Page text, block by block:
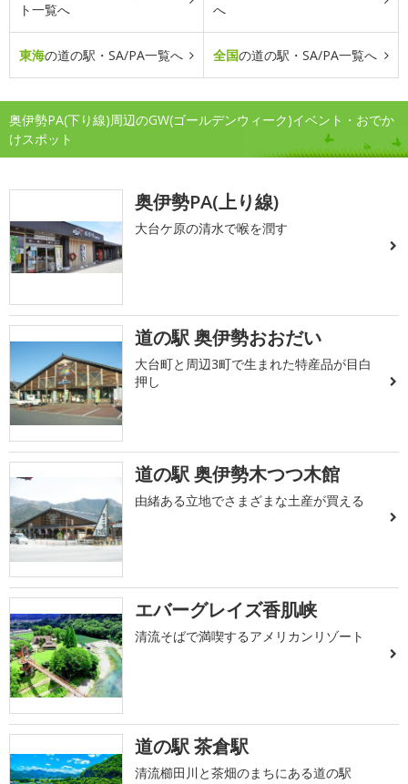
ト一覧へ
へ
東海の道の駅・SA/PA一覧へ 全国の道の駅・SA/PA一覧へ
奥伊勢PA(下り線)周辺のGW(ゴールデンウィーク)イベント・おでか
けスポット
奥伊勢PA(上り線)
大台ケ原の清水で喉を潤す
道の駅 奥伊勢おおだい
大台町と周辺3町で生まれた特産品が目白
押し
道の駅 奥伊勢木つつ木館
由緒ある立地でさまざまな土産が買える
エバーグレイズ香肌峡
清流そばで満喫するアメリカンリゾート
道の駅 茶倉駅
清流櫛田川と茶畑のまちにある道の駅